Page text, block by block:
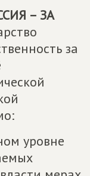
– ЗА
за
уровне